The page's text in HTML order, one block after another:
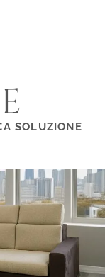
SOLUZIONE